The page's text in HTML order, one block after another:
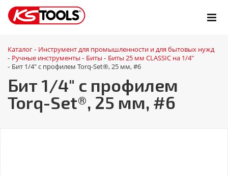
Каталог - Инструмент для промышленности и для бытовых нужд
- Ручные инструменты - Биты - Биты 25 мм CLASSIC на 1/4"
- Бит 1/4" с профилем Torq-Set®, 25 мм, #6
Бит 1/4" с профилем
Torq-Set®, 25 мм, #6